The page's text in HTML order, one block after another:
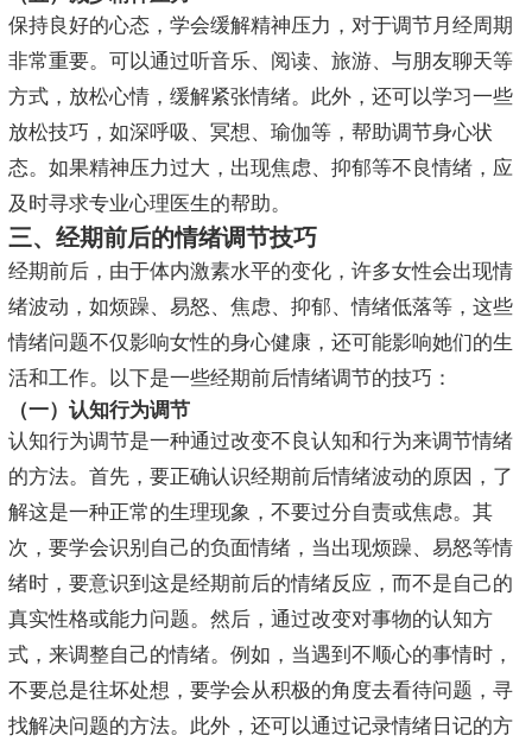
保持良好的心态，学会缓解精神压力，对于调节月经周期
非常重要。可以通过听音乐、阅读、旅游、与朋友聊天等
方式，放松心情，缓解紧张情绪。此外，还可以学习一些
放松技巧，如深呼吸、冥想、瑜伽等，帮助调节身心状
态。如果精神压力过大，出现焦虑、抑郁等不良情绪，应
及时寻求专业心理医生的帮助。
三、经期前后的情绪调节技巧
经期前后，由于体内激素水平的变化，许多女性会出现情
绪波动，如烦躁、易怒、焦虑、抑郁、情绪低落等，这些
情绪问题不仅影响女性的身心健康，还可能影响她们的生
活和工作。以下是一些经期前后情绪调节的技巧：
（一）认知行为调节
认知行为调节是一种通过改变不良认知和行为来调节情绪
的方法。首先，要正确认识经期前后情绪波动的原因，了
解这是一种正常的生理现象，不要过分自责或焦虑。其
次，要学会识别自己的负面情绪，当出现烦躁、易怒等情
绪时，要意识到这是经期前后的情绪反应，而不是自己的
真实性格或能力问题。然后，通过改变对事物的认知方
式，来调整自己的情绪。例如，当遇到不顺心的事情时，
不要总是往坏处想，要学会从积极的角度去看待问题，寻
找解决问题的方法。此外，还可以通过记录情绪日记的方